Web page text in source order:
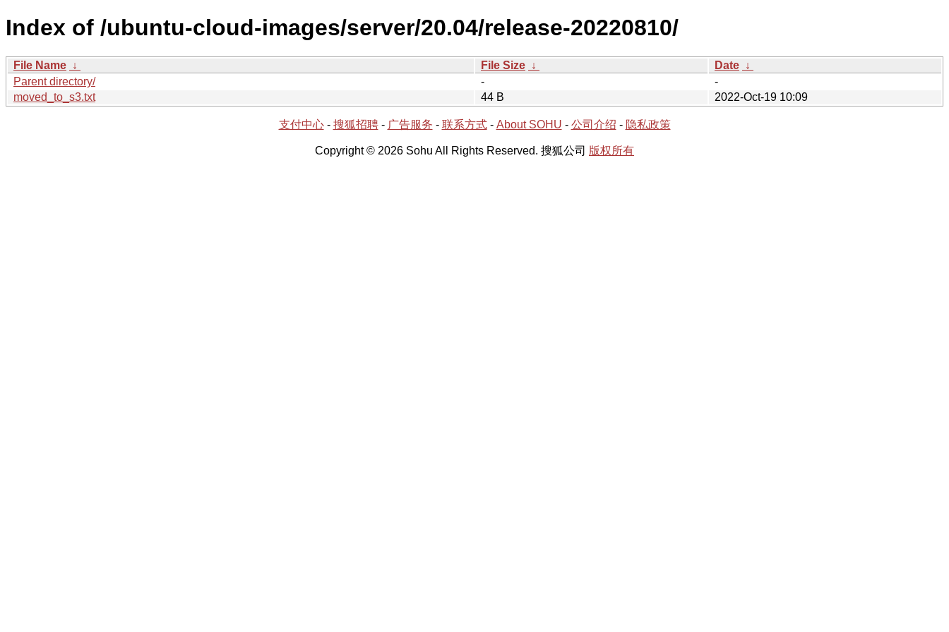
Index of /ubuntu-cloud-images/server/20.04/release-20220810/
File Name ↓ File Size ↓ Date ↓
Parent directory/
-
-
moved_to_s3.txt
44 B 2022-Oct-19 10:09
支付中心- 搜狐招聘- 广告服务 - 联系方式- About SOHU - 公司介绍 - 隐私政策
Copyright © 2026 Sohu All Rights Reserved. 搜狐公司 版权所有